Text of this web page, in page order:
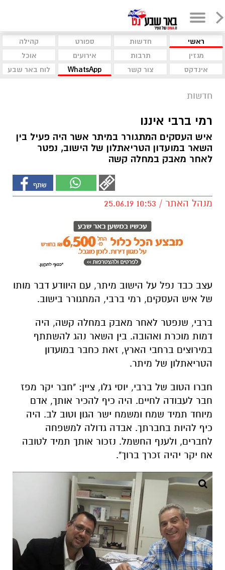
ראשי חדשות ספורט
קהילה
מגזין
תרבות אירועים
אוכל
אינדקס
צור קשר WhatsApp לוח באר שבע
חדשות
רמי ברבי איננו
איש העסקים המתגורר במיתר אשר היה פעיל בין
השאר במועדון הטריאתלון של הישוב, נפטר
לאחר מאבק במחלה קשה
מנהל האתר / 10:53 25.06.19
עצב כבד נפל על הישוב מיתר, עם היוודע דבר מותו
של איש העסקים, רמי ברבי, המתגורר בישוב.
דמות מוכרת ואהובה. בין השאר נהג להשתתף
במירוצים ברחבי הארץ, זאת כחבר במועדון
חברו הטוב של ברבי, יוסי גלו, ציין: "חבר יקר מפז
חבר לעבודה לחיים. היה כיף להכיר אותך, אדם
מיוחד תמיד שמח ומשמח ישר הגון וטוב לב. היה
לחברים, ולענף החשמל. נזכור אותך תמיד לטובה
אח יקר יהיה זכרך ברוך".